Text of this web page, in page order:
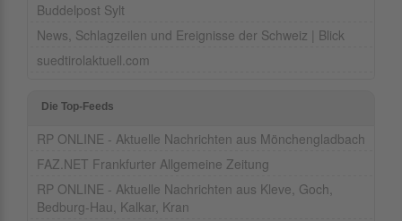
Buddelpost Sylt
News, Schlagzeilen und Ereignisse der Schweiz | Blick
suedtirolaktuell.com
Die Top-Feeds
RP ONLINE - Aktuelle Nachrichten aus Mönchengladbach
FAZ.NET Frankfurter Allgemeine Zeitung
RP ONLINE - Aktuelle Nachrichten aus Kleve, Goch,
Bedburg-Hau, Kalkar, Kran